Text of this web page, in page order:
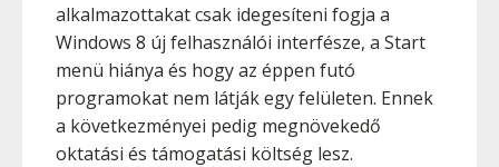
alkalmazottakat csak idegesíteni fogja a
Windows 8 új felhasználói interfésze, a Start
menü hiánya és hogy az éppen futó
programokat nem látják egy felületen. Ennek
a következményei pedig megnövekedő
oktatási és támogatási költség lesz.